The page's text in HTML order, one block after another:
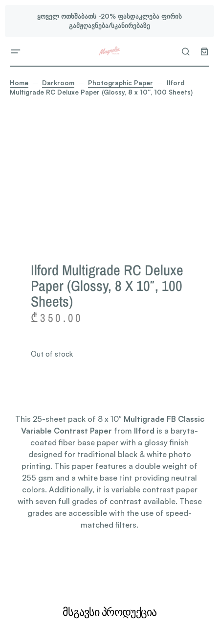
ყოველ ოთხშაბათს -20% ფასდაკლება ფირის
გამჟღავნება/სკანირებაზე
Home Darkroom Photographic Paper
Ilford
Multigrade RC Deluxe Paper (Glossy, 8 x 10″, 100 Sheets)
Ilford Multigrade RC Deluxe
Paper (Glossy, 8 X 10″, 100
Sheets)
₾350.00
Out of stock
This 25-sheet pack of 8 x 10″ Multigrade FB Classic
Variable Contrast Paper from Ilford is a baryta-
coated fiber base paper with a glossy finish
designed for traditional black & white photo
printing. This paper features a double weight of
255 gsm and a white base tint providing neutral
colors. Additionally, it is variable contrast paper
with seven full grades of contrast available. These
grades are accessible with the use of speed-
matched filters.
მსგავსი პროდუქცია